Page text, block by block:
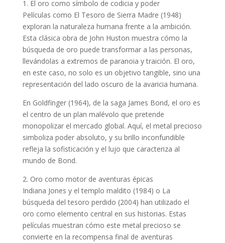
1. El oro como símbolo de codicia y poder
Películas como El Tesoro de Sierra Madre (1948)
exploran la naturaleza humana frente a la ambición.
Esta clásica obra de John Huston muestra cómo la
búsqueda de oro puede transformar a las personas,
llevándolas a extremos de paranoia y traición. El oro,
en este caso, no solo es un objetivo tangible, sino una
representación del lado oscuro de la avaricia humana.
En Goldfinger (1964), de la saga James Bond, el oro es
el centro de un plan malévolo que pretende
monopolizar el mercado global. Aquí, el metal precioso
simboliza poder absoluto, y su brillo inconfundible
refleja la sofisticación y el lujo que caracteriza al
mundo de Bond.
2. Oro como motor de aventuras épicas
Indiana Jones y el templo maldito (1984) o La
búsqueda del tesoro perdido (2004) han utilizado el
oro como elemento central en sus historias. Estas
películas muestran cómo este metal precioso se
convierte en la recompensa final de aventuras